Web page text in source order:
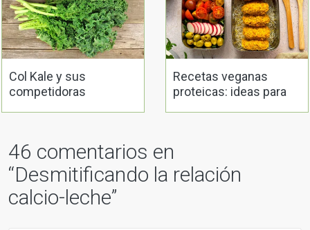
Col Kale y sus
competidoras
Recetas veganas
proteicas: ideas para
46 comentarios en
“Desmitificando la relación
calcio-leche”